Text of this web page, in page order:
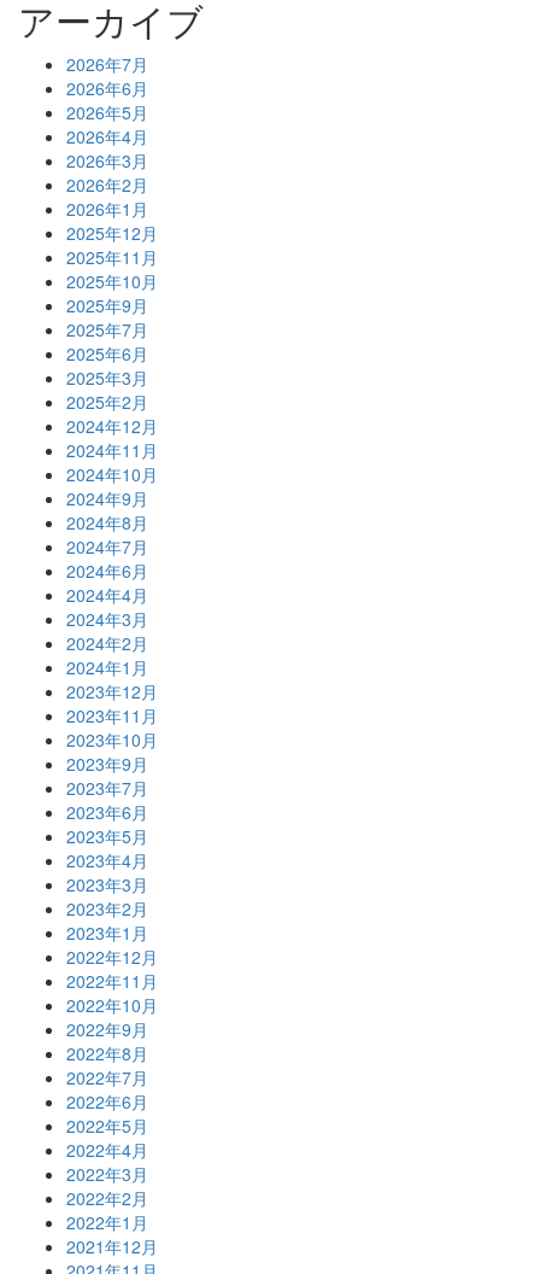
アーカイブ
2026年7月
2026年6月
2026年5月
2026年4月
2026年3月
2026年2月
2026年1月
2025年12月
2025年11月
2025年10月
2025年9月
2025年7月
2025年6月
2025年3月
2025年2月
2024年12月
2024年11月
2024年10月
2024年9月
2024年8月
2024年7月
2024年6月
2024年4月
2024年3月
2024年2月
2024年1月
2023年12月
2023年11月
2023年10月
2023年9月
2023年7月
2023年6月
2023年5月
2023年4月
2023年3月
2023年2月
2023年1月
2022年12月
2022年11月
2022年10月
2022年9月
2022年8月
2022年7月
2022年6月
2022年5月
2022年4月
2022年3月
2022年2月
2022年1月
2021年12月